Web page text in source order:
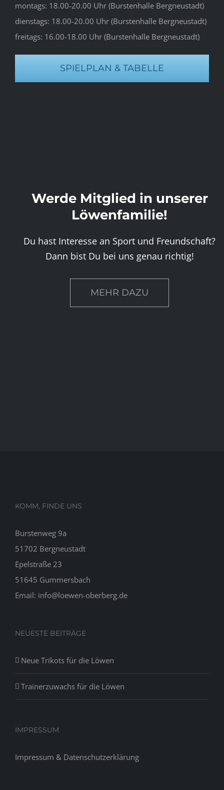
montags: 18.00-20.00 Uhr (Burstenhalle Bergneustadt)
dienstags: 18.00-20.00 Uhr (Burstenhalle Bergneustadt)
freitags: 16.00-18.00 Uhr (Burstenhalle Bergneustadt)
SPIELPLAN & TABELLE
Werde Mitglied in unserer
Löwenfamilie!
Du hast Interesse an Sport und Freundschaft?
Dann bist Du bei uns genau richtig!
MEHR DAZU
KOMM, FINDE UNS
Burstenweg 9a
51702 Bergneustadt
Epelstraße 23
51645 Gummersbach
Email: info@loewen-oberberg.de
NEUESTE BEITRÄGE
Neue Trikots für die Löwen
Trainerzuwachs für die Löwen
IMPRESSUM
Impressum & Datenschutzerklärung